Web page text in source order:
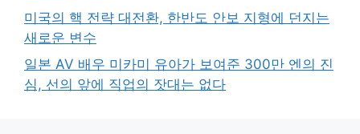
미국의 핵 전략 대전환, 한반도 안보 지형에 던지는
새로운 변수
일본 AV 배우 미카미 유아가 보여준 300만 엔의 진
심, 선의 앞에 직업의 잣대는 없다